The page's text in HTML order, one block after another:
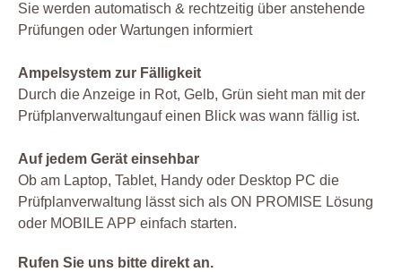
Sie werden automatisch & rechtzeitig über anstehende
Prüfungen oder Wartungen informiert
Ampelsystem zur Fälligkeit
Durch die Anzeige in Rot, Gelb, Grün sieht man mit der
Prüfplanverwaltungauf einen Blick was wann fällig ist.
Auf jedem Gerät einsehbar
Ob am Laptop, Tablet, Handy oder Desktop PC die
Prüfplanverwaltung lässt sich als ON PROMISE Lösung
oder MOBILE APP einfach starten.
Rufen Sie uns bitte direkt an.